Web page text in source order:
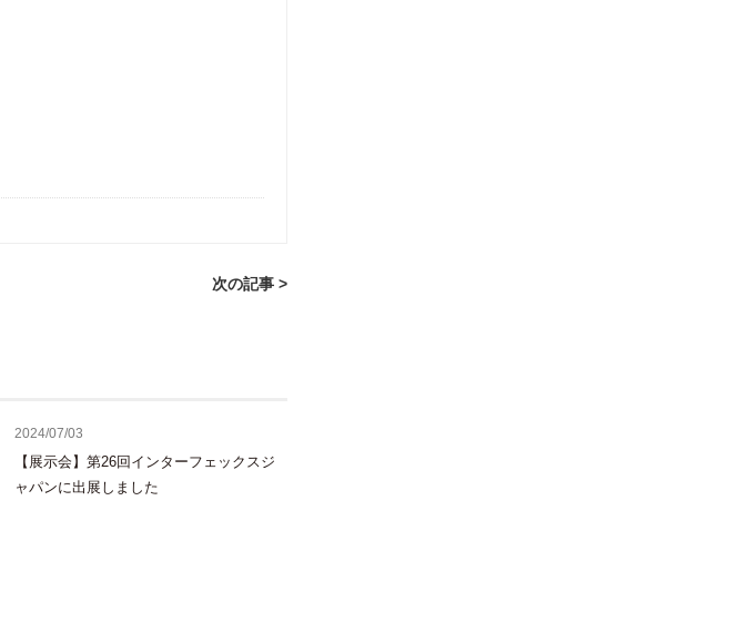
次の記事 >
2024/07/03
【展示会】第26回インターフェックスジ
ャパンに出展しました